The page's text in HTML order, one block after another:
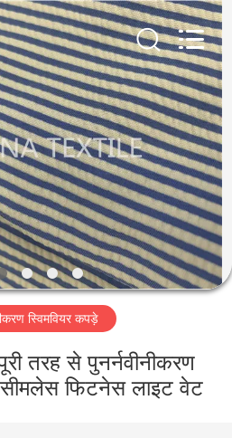
स्विमवियर कपड़े
तरह से पुनर्नवीनीकरण
सीमलेस फिटनेस लाइट वेट